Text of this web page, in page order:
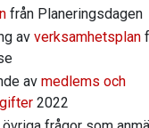
från Planeringsdagen
av verksamhetsplan
av medlems och
2022